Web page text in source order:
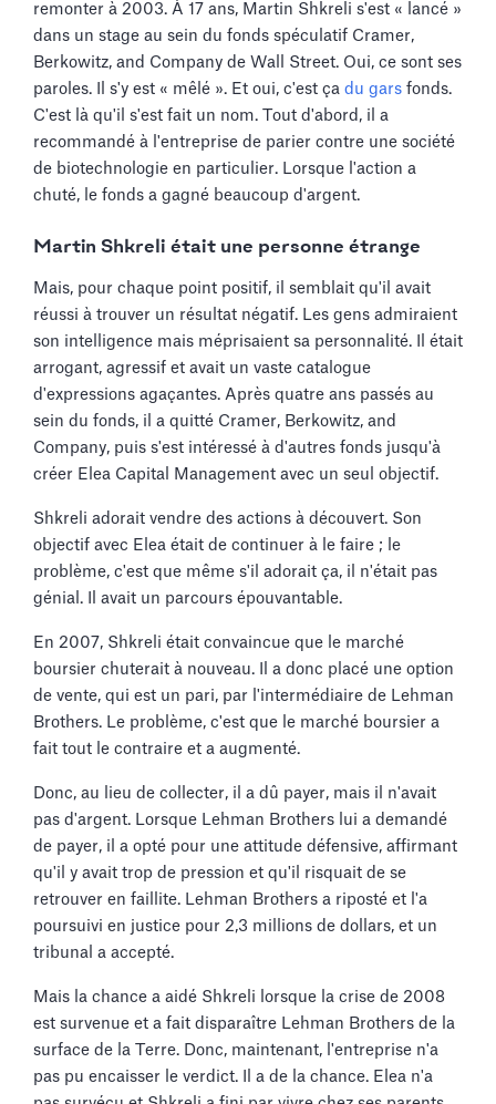
remonter à 2003. À 17 ans, Martin Shkreli s'est « lancé »
dans un stage au sein du fonds spéculatif Cramer,
Berkowitz, and Company de Wall Street. Oui, ce sont ses
paroles. Il s'y est « mêlé ». Et oui, c'est ça du gars fonds.
C'est là qu'il s'est fait un nom. Tout d'abord, il a
recommandé à l'entreprise de parier contre une société
de biotechnologie en particulier. Lorsque l'action a
chuté, le fonds a gagné beaucoup d'argent.
Martin Shkreli était une personne étrange
Mais, pour chaque point positif, il semblait qu'il avait
réussi à trouver un résultat négatif. Les gens admiraient
son intelligence mais méprisaient sa personnalité. Il était
arrogant, agressif et avait un vaste catalogue
d'expressions agaçantes. Après quatre ans passés au
sein du fonds, il a quitté Cramer, Berkowitz, and
Company, puis s'est intéressé à d'autres fonds jusqu'à
créer Elea Capital Management avec un seul objectif.
Shkreli adorait vendre des actions à découvert. Son
objectif avec Elea était de continuer à le faire ; le
problème, c'est que même s'il adorait ça, il n'était pas
génial. Il avait un parcours épouvantable.
En 2007, Shkreli était convaincue que le marché
boursier chuterait à nouveau. Il a donc placé une option
de vente, qui est un pari, par l'intermédiaire de Lehman
Brothers. Le problème, c'est que le marché boursier a
fait tout le contraire et a augmenté.
Donc, au lieu de collecter, il a dû payer, mais il n'avait
pas d'argent. Lorsque Lehman Brothers lui a demandé
de payer, il a opté pour une attitude défensive, affirmant
qu'il y avait trop de pression et qu'il risquait de se
retrouver en faillite. Lehman Brothers a riposté et l'a
poursuivi en justice pour 2,3 millions de dollars, et un
tribunal a accepté.
Mais la chance a aidé Shkreli lorsque la crise de 2008
est survenue et a fait disparaître Lehman Brothers de la
surface de la Terre. Donc, maintenant, l'entreprise n'a
pas pu encaisser le verdict. Il a de la chance. Elea n'a